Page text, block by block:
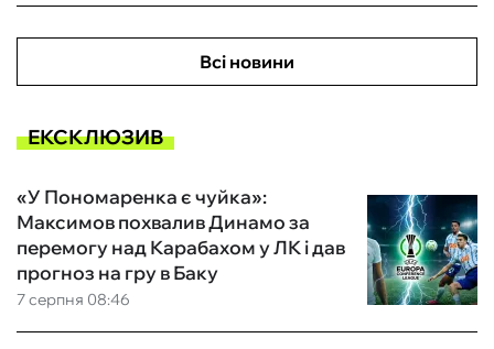
Всі новини
ЕКСКЛЮЗИВ
7 серпня 08:46
«У Пономаренка є чуйка»:
Максимов похвалив Динамо за
перемогу над Карабахом у ЛК і дав
прогноз на гру в Баку